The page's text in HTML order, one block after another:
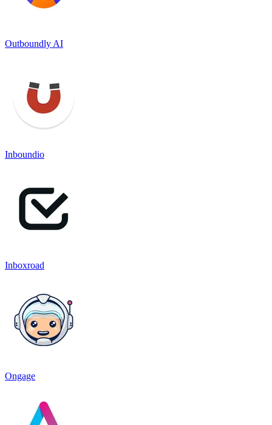
Outboundly AI
Inboundio
Inboxroad
Ongage